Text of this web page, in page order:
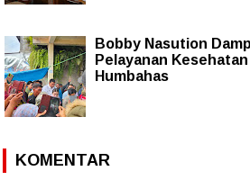
Bobby Nasution
Pelayanan
Humbahas
KOMENTAR